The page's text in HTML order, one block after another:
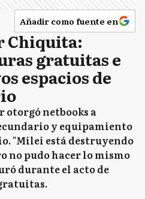
Añadir como fuente en
Chiquita:
gratuitas e
espacios de
otorgó netbooks a
y equipamiento
"Milei está destruyendo
no pudo hacer lo mismo
durante el acto de